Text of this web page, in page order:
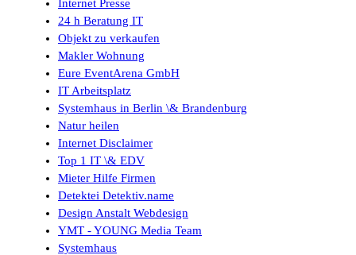
Internet Presse
24 h Beratung IT
Objekt zu verkaufen
Makler Wohnung
Eure EventArena GmbH
IT Arbeitsplatz
Systemhaus in Berlin \& Brandenburg
Natur heilen
Internet Disclaimer
Top 1 IT \& EDV
Mieter Hilfe Firmen
Detektei Detektiv.name
Design Anstalt Webdesign
YMT - YOUNG Media Team
Systemhaus